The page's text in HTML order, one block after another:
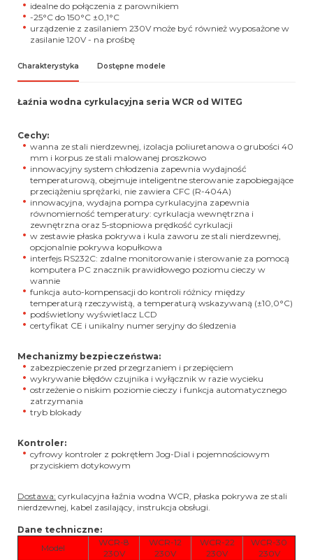
idealne do połączenia z parownikiem
-25°C do 150°C ±0,1°C
urządzenie z zasilaniem 230V może być również wyposażone w
zasilanie 120V - na prośbę
Charakterystyka Dostępne modele
Łaźnia wodna cyrkulacyjna seria WCR od WITEG
Cechy:
wanna ze stali nierdzewnej, izolacja poliuretanowa o grubości 40
mm i korpus ze stali malowanej proszkowo
innowacyjny system chłodzenia zapewnia wydajność
temperaturową, obejmuje inteligentne sterowanie zapobiegające
przeciążeniu sprężarki, nie zawiera CFC (R-404A)
innowacyjna, wydajna pompa cyrkulacyjna zapewnia
równomierność temperatury: cyrkulacja wewnętrzna i
zewnętrzna oraz 5-stopniowa prędkość cyrkulacji
w zestawie płaska pokrywa i kula zaworu ze stali nierdzewnej,
opcjonalnie pokrywa kopułkowa
interfejs RS232C: zdalne monitorowanie i sterowanie za pomocą
komputera PC znacznik prawidłowego poziomu cieczy w
wannie
funkcja auto-kompensacji do kontroli różnicy między
temperaturą rzeczywistą, a temperaturą wskazywaną (±10,0°C)
podświetlony wyświetlacz LCD
certyfikat CE i unikalny numer seryjny do śledzenia
Mechanizmy bezpieczeństwa:
zabezpieczenie przed przegrzaniem i przepięciem
wykrywanie błędów czujnika i wyłącznik w razie wycieku
ostrzeżenie o niskim poziomie cieczy i funkcja automatycznego
zatrzymania
tryb blokady
Kontroler:
cyfrowy kontroler z pokrętłem Jog-Dial i pojemnościowym
przyciskiem dotykowym
Dostawa: cyrkulacyjna łaźnia wodna WCR, płaska pokrywa ze stali
nierdzewnej, kabel zasilający, instrukcja obsługi.
Dane techniczne:
Model
WCR-8
230V
WCR-12
230V
WCR-22
230V
WCR-30
230V